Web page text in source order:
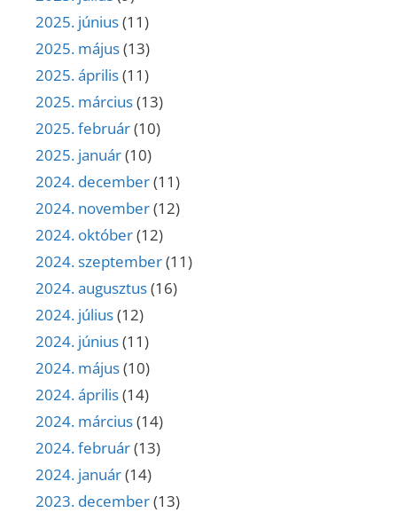
2025. június(11)
2025. május(13)
2025. április(11)
2025. március(13)
2025. február(10)
2025. január(10)
2024. december(11)
2024. november(12)
2024. október(12)
2024. szeptember(11)
2024. augusztus(16)
2024. július(12)
2024. június(11)
2024. május(10)
2024. április(14)
2024. március(14)
2024. február(13)
2024. január(14)
2023. december(13)